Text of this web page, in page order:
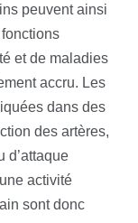
peuvent ainsi
et de maladies
accru. Les
dans des
des artères,
d’attaque
activité
sont donc